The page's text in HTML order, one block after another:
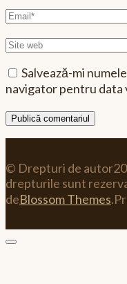
Email
Site
Salvează-mi
navigator pentru data
© Drepturi de
drepturile sunt
deBlossom Themes